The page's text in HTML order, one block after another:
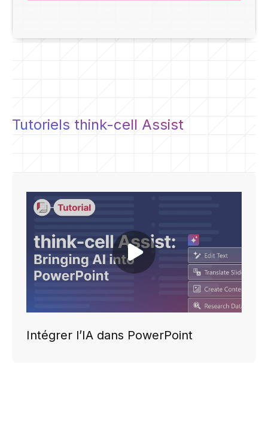
Tutoriels think-cell Assist
Play video
Intégrer l’IA dans PowerPoint